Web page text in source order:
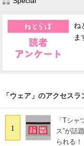
ね
ま
「ウェア」のアクセスラ
1
「Tシ
ス”が話
られる！